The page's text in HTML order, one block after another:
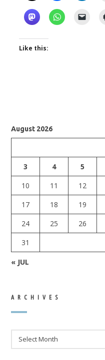
Like this:
August 2026
3
4 5
10
11 12
17
18 19
24
25 26
31
« JUL
ARCHIVES